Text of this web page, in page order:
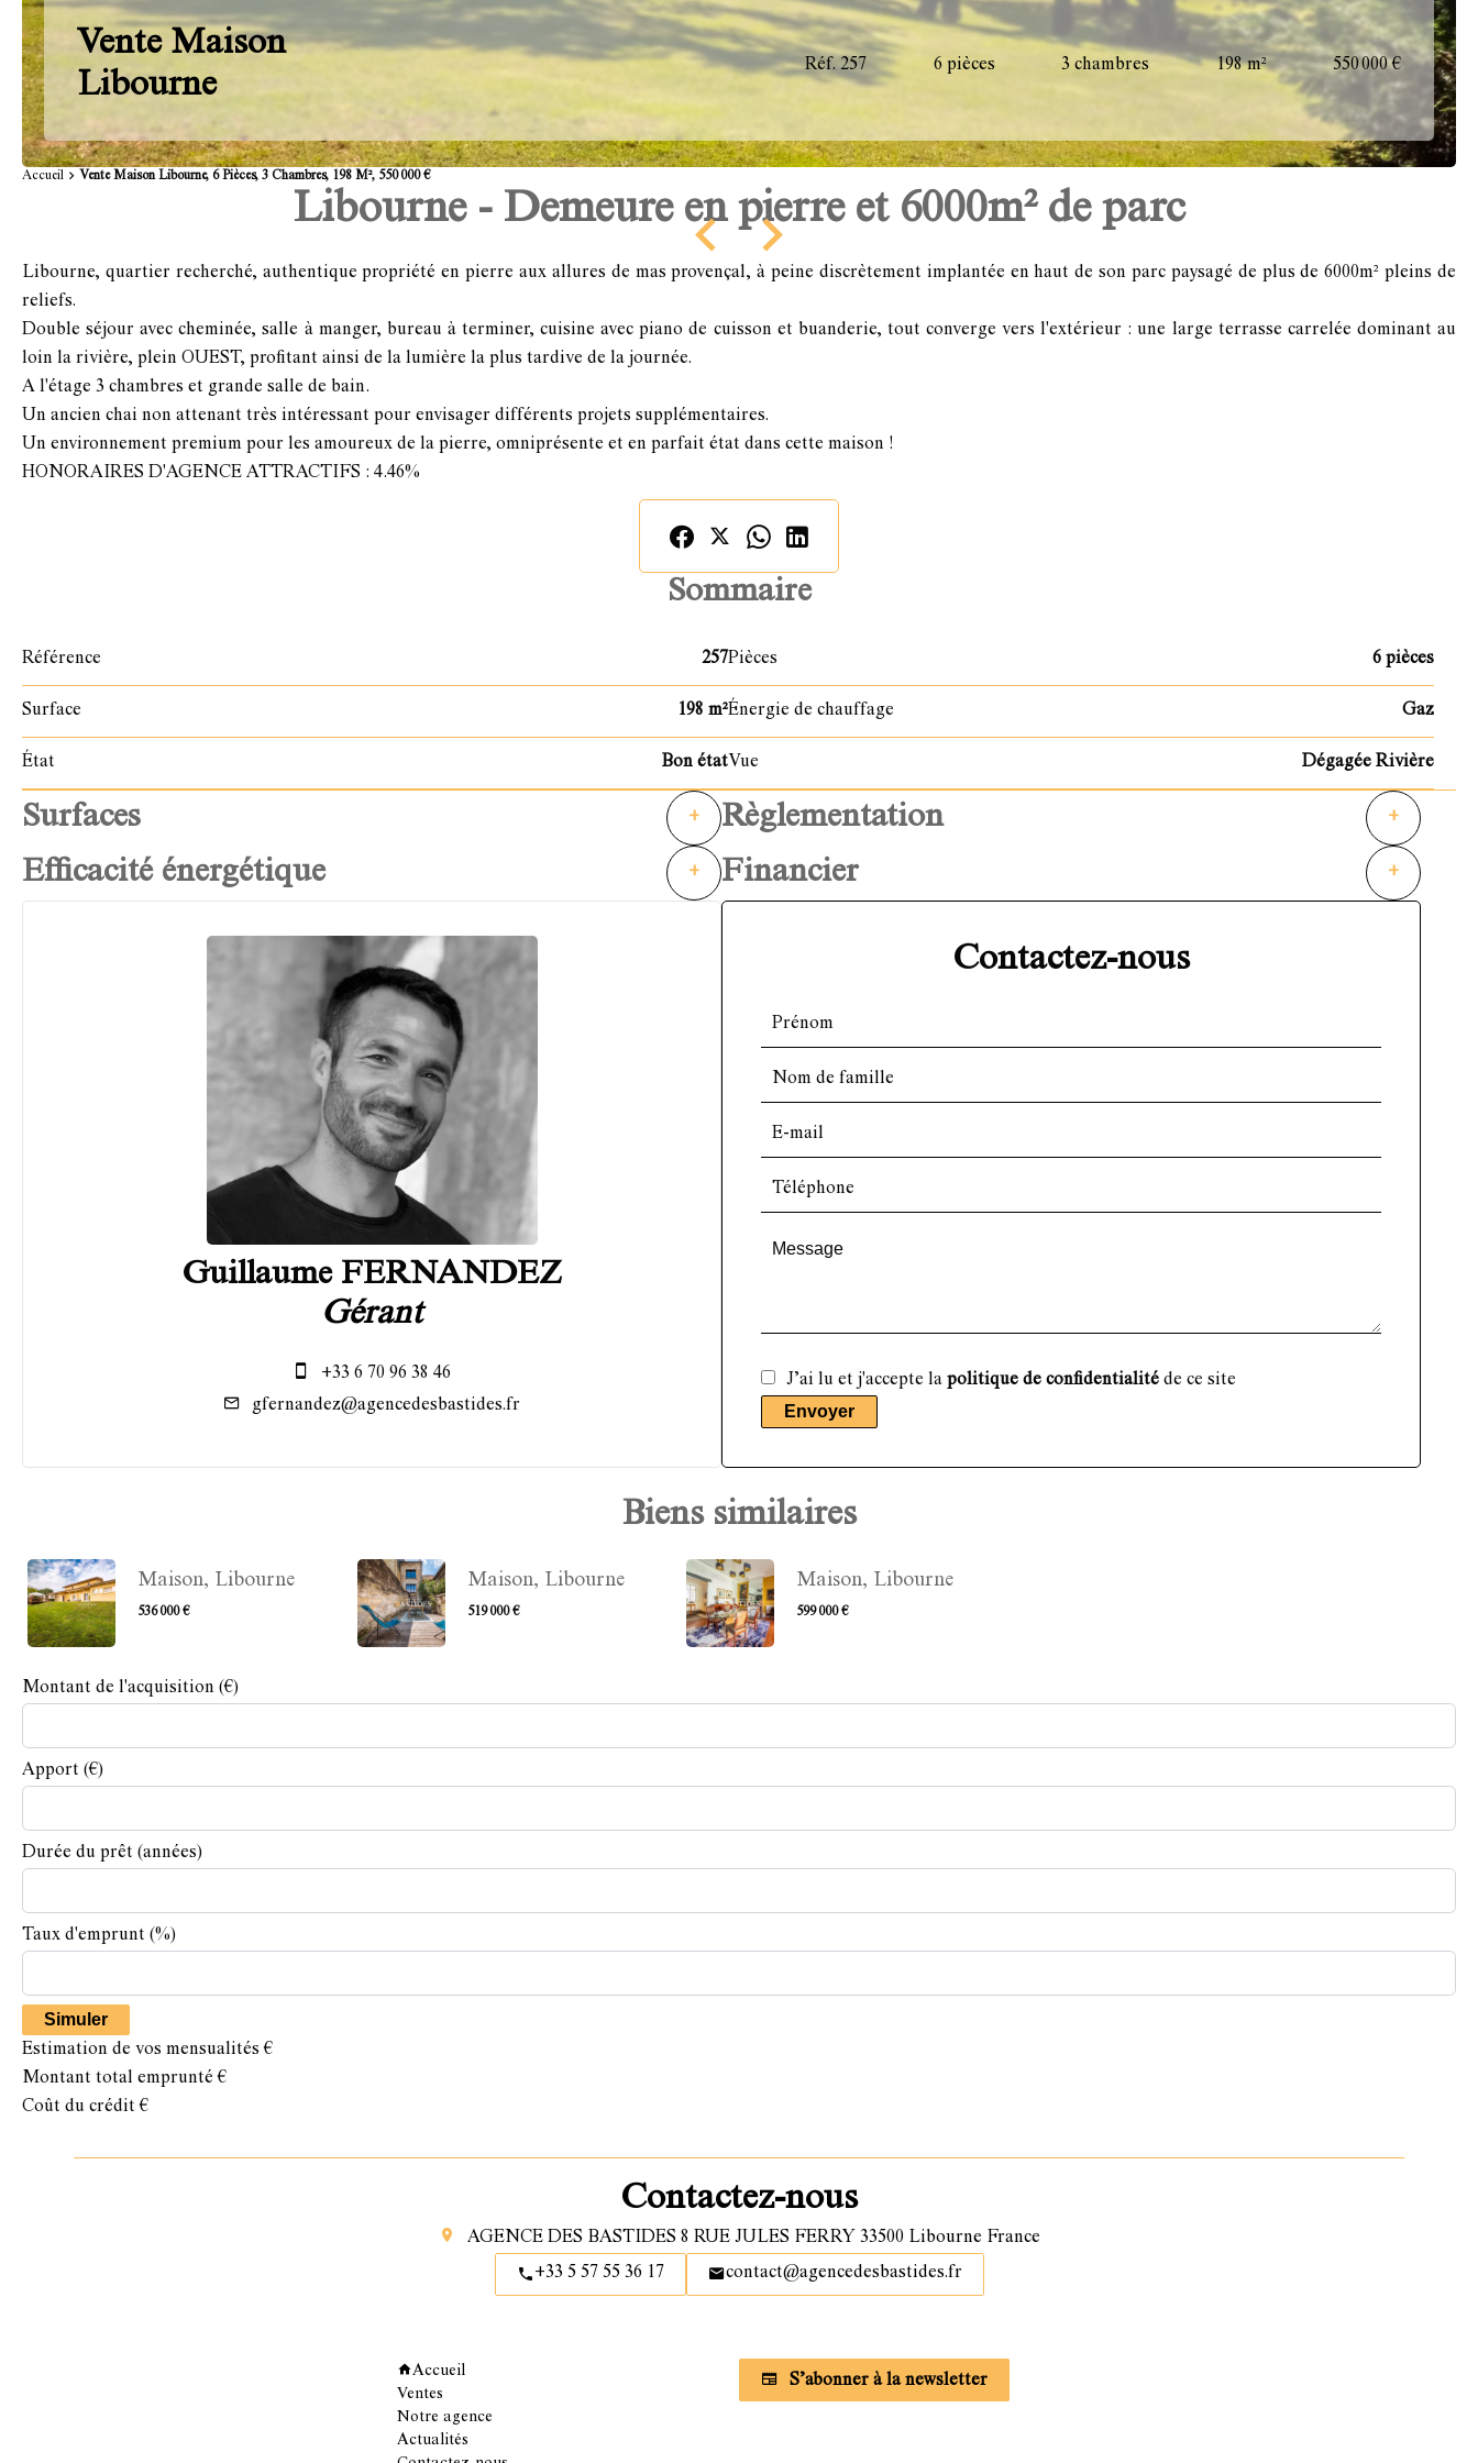
Vente Maison
Libourne
Réf. 257 6 pièces 3 chambres 198 m² 550 000 €
Accueil Vente Maison Libourne, 6 Pièces, 3 Chambres, 198 M², 550 000 €
Libourne - Demeure en pierre et 6000m² de parc
Libourne, quartier recherché, authentique propriété en pierre aux allures de mas provençal, à peine discrètement implantée en haut de son parc paysagé de plus de 6000m² pleins de
reliefs.
Double séjour avec cheminée, salle à manger, bureau à terminer, cuisine avec piano de cuisson et buanderie, tout converge vers l'extérieur : une large terrasse carrelée dominant au
loin la rivière, plein OUEST, profitant ainsi de la lumière la plus tardive de la journée.
A l'étage 3 chambres et grande salle de bain.
Un ancien chai non attenant très intéressant pour envisager différents projets supplémentaires.
Un environnement premium pour les amoureux de la pierre, omniprésente et en parfait état dans cette maison !
HONORAIRES D'AGENCE ATTRACTIFS : 4.46%
Sommaire
Référence 257Pièces 6 pièces
Surface 198 m²Énergie de chauffage Gaz
État Bon étatVue Dégagée Rivière
Surfaces + Règlementation +
Efficacité énergétique + Financier +
Guillaume FERNANDEZ
Gérant
+33 6 70 96 38 46
gfernandez@agencedesbastides.fr
Contactez-nous
J’ai lu et j'accepte la politique de confidentialité de ce site
Envoyer
Biens similaires
Maison, Libourne
536 000 €
Maison, Libourne
519 000 €
Maison, Libourne
599 000 €
Montant de l'acquisition (€)
Apport (€)
Durée du prêt (années)
Taux d'emprunt (%)
Simuler
Estimation de vos mensualités€
Montant total emprunté €
Coût du crédit€
Contactez-nous
AGENCE DES BASTIDES 8 RUE JULES FERRY 33500 Libourne France
+33 5 57 55 36 17 contact@agencedesbastides.fr
Accueil
Ventes
Notre agence
Actualités
S’abonner à la newsletter